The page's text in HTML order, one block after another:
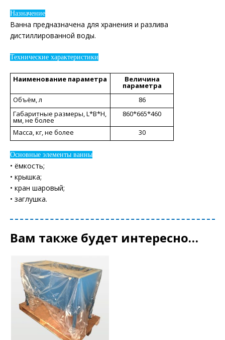
Назначение
Ванна предназначена для хранения и разлива
дистиллированной воды.
Технические характеристики
Наименование параметра Величина
параметра
Объём, л
86
Габаритные размеры, L*B*H,
мм, не более
860*665*460
Масса, кг, не более 30
Основные элементы ванны
• ёмкость;
• крышка;
• кран шаровый;
• заглушка.
Вам также будет интересно…